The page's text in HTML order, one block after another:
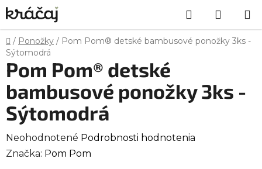
Prejsť
na
obsah
Hľadať
KOŠÍK
Domov
/ Ponožky / Pom Pom® detské bambusové ponožky 3ks -
Sýtomodrá
Pom Pom® detské
bambusové ponožky 3ks -
Sýtomodrá
Priemerné
hodnotenie
Neohodnotené Podrobnosti hodnotenia
Značka: Pom Pom